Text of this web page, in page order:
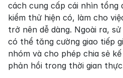
cách cung cấp cái nhìn tổng
kiểm thử hiện có, làm cho
trở nên dễ dàng. Ngoài ra,
có thể tăng cường giao tiếp
nhóm và cho phép chia sẻ
phản hồi trong thời gian